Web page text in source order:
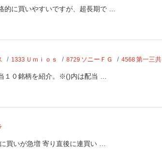
的に買いやすいですが、超長期で …
1333 Ｕｍｉｏｓ 8729 ソニーＦＧ 4568第一三共
１０銘柄を紹介。※()内は配当 …
買いが急増 寄り直後に連買い …